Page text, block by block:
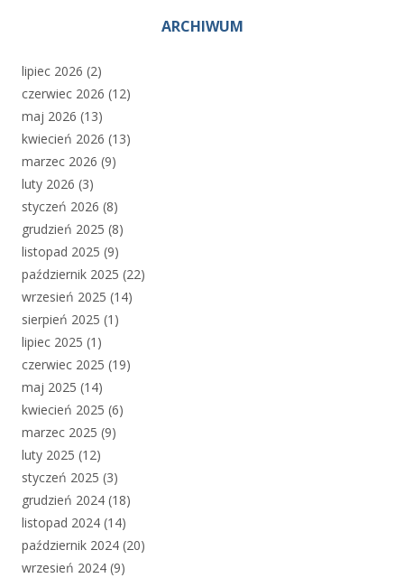
ARCHIWUM
lipiec 2026 (2)
czerwiec 2026 (12)
maj 2026 (13)
kwiecień 2026 (13)
marzec 2026 (9)
luty 2026 (3)
styczeń 2026 (8)
grudzień 2025 (8)
listopad 2025 (9)
październik 2025 (22)
wrzesień 2025 (14)
sierpień 2025 (1)
lipiec 2025 (1)
czerwiec 2025 (19)
maj 2025 (14)
kwiecień 2025 (6)
marzec 2025 (9)
luty 2025 (12)
styczeń 2025 (3)
grudzień 2024 (18)
listopad 2024 (14)
październik 2024 (20)
wrzesień 2024 (9)